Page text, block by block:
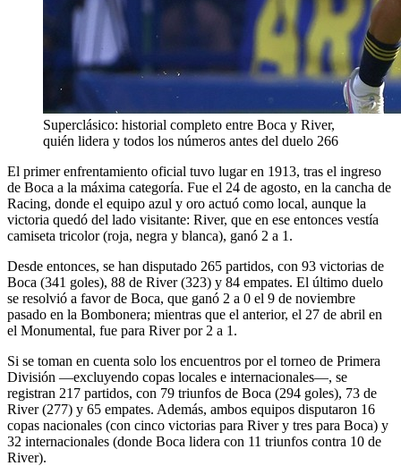
Superclásico: historial completo entre Boca y River,
quién lidera y todos los números antes del duelo 266
El primer enfrentamiento oficial tuvo lugar en 1913, tras el ingreso
de Boca a la máxima categoría. Fue el 24 de agosto, en la cancha de
Racing, donde el equipo azul y oro actuó como local, aunque la
victoria quedó del lado visitante: River, que en ese entonces vestía
camiseta tricolor (roja, negra y blanca), ganó 2 a 1.
Desde entonces, se han disputado 265 partidos, con 93 victorias de
Boca (341 goles), 88 de River (323) y 84 empates. El último duelo
se resolvió a favor de Boca, que ganó 2 a 0 el 9 de noviembre
pasado en la Bombonera; mientras que el anterior, el 27 de abril en
el Monumental, fue para River por 2 a 1.
Si se toman en cuenta solo los encuentros por el torneo de Primera
División —excluyendo copas locales e internacionales—, se
registran 217 partidos, con 79 triunfos de Boca (294 goles), 73 de
River (277) y 65 empates. Además, ambos equipos disputaron 16
copas nacionales (con cinco victorias para River y tres para Boca) y
32 internacionales (donde Boca lidera con 11 triunfos contra 10 de
River).